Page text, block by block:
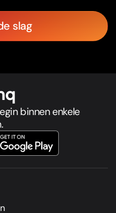
slag
binnen enkele